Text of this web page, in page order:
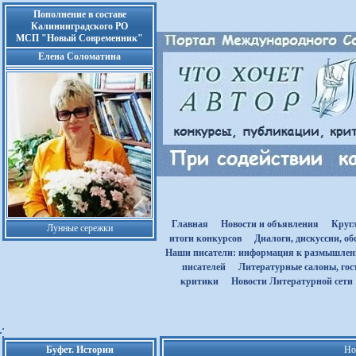
Пополнение в составе
Калининградского РО
МСП "Новый Современник"
Елена Соломатина
Лунные сережки Главная Новости и объявления
итоги конкурсов
Диалоги, дискуссии,
Наши писатели: информация к
писателей
Литературные салоны,
критики
Новости Литературной сети
Буфет. Истории